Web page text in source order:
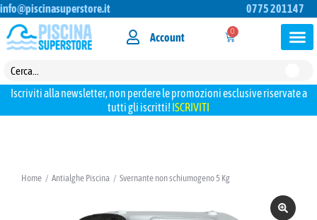
info@piscinasuperstore.it 0775 201147
Account 0
Iscriviti alla newsletter, non perdere le promozioni esclusive riservate a
tutti gli iscritti! ISCRIVITI
Tu sei qui:
Home Antialghe Piscina Svernante non schiumogeno 5 Kg